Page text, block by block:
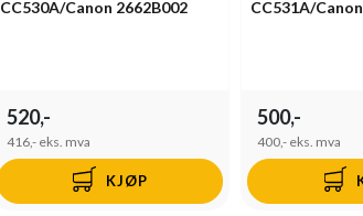
CC530A/Canon 2662B002
520,-
416,- eks. mva
KJØP
CC531A/
500,-
400,- eks. mva